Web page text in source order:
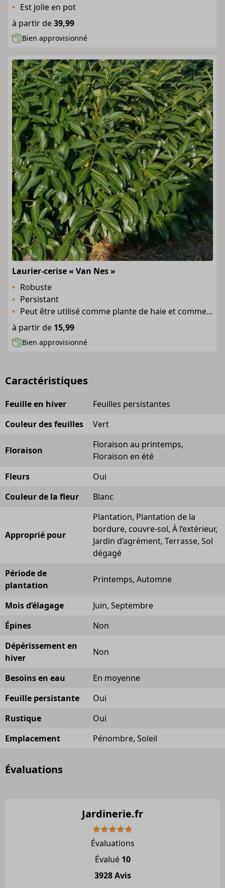
Est jolie en pot
à partir de39,99
Bien approvisionné
Laurier-cerise « Van Nes »
Robuste
Persistant
Peut être utilisé comme plante de haie et comme couvre-sol de hauteur moyenne
à partir de 15,99
Bien approvisionné
Caractéristiques
Feuille en hiver
Feuilles persistantes
Couleur des feuilles
Vert
Floraison
Floraison au printemps,
Floraison en été
Fleurs
Oui
Couleur de la fleur
Blanc
Approprié pour
Plantation, Plantation de la
bordure, couvre-sol, À l’extérieur,
Jardin d’agrément, Terrasse, Sol
dégagé
Période de
plantation
Printemps, Automne
Mois d’élagage
Juin, Septembre
Épines
Non
Dépérissement en
hiver
Non
Besoins en eau
En moyenne
Feuille persistante
Oui
Rustique
Oui
Emplacement
Pénombre, Soleil
Évaluations
Jardinerie.fr
Évaluations
Évalué 10
3928 Avis